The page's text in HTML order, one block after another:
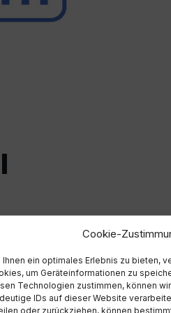
Cookie-
Ihnen ein optimales Erlebnis zu bieten,
um Geräteinformationen zu
Technologien zustimmen, können
IDs auf dieser Website
oder zurückziehen, können